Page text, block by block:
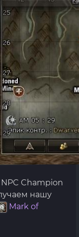
Champion
нашу
Mark of